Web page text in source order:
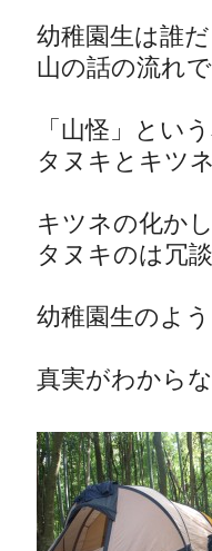
幼稚園生は誰
山の話の流れ
「山怪」とい
タヌキとキツ
キツネの化か
タヌキのは冗
幼稚園生のよ
真実がわから